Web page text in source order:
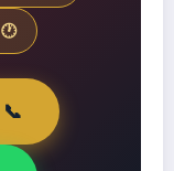
🕐 24 ساعة
📞